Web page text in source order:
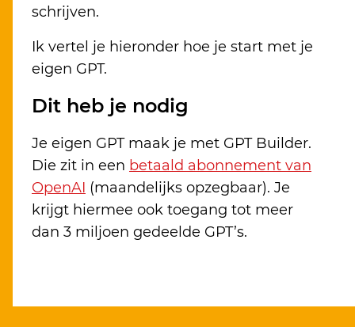
schrijven.
Ik vertel je hieronder hoe je start met je
eigen GPT.
Dit heb je nodig
Je eigen GPT maak je met GPT Builder.
Die zit in een betaald abonnement van
OpenAI (maandelijks opzegbaar). Je
krijgt hiermee ook toegang tot meer
dan 3 miljoen gedeelde GPT’s.